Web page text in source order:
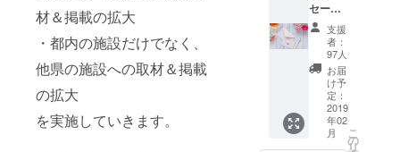
材＆掲載の拡大
・都内の施設だけでなく、
他県の施設への取材＆掲載
の拡大
を実施していきます。
セージ
動画を
お送り
しま
す。 ・
お礼の
手紙を
お送り
しま
す。
支援
者：
97人
お届
け予
定：
2019
年02
月
こ
の
リ